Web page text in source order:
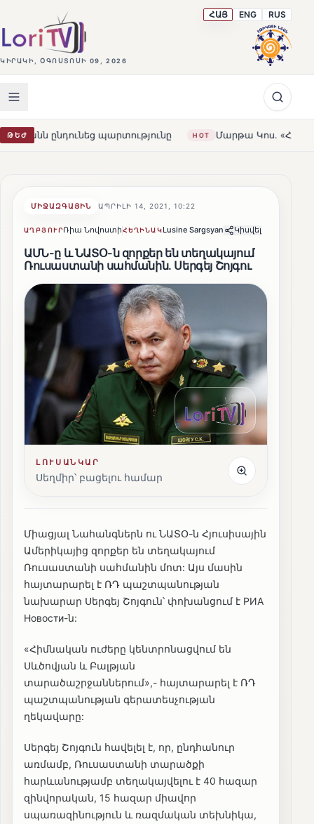
ԿԻՐԱԿԻ, ՕԳՈՍՏՈՍԻ 09, 2026
ՀԱՅ ENG RUS
ԹԵԺ պարտությունը HOT Մարթա Կոս. «Հայաստանն ու
ՄԻՋԱԶԳԱՅԻՆ ԱՊՐԻԼԻ 14, 2021, 10:22
ԱՂԲՅՈՒՐՌիա ՆովոստիՀԵՂԻՆԱԿLusine Sargsyan Կիսվել
ԱՄՆ-ը և ՆԱՏՕ-ն զորքեր են տեղակայում
Ռուսաստանի սահմանին. Սերգեյ Շոյգու
ԼՈՒՍԱՆԿԱՐ
Սեղմիր՝ բացելու համար
Միացյալ Նահանգներն ու ՆԱՏՕ-ն Հյուսիսային
Ամերիկայից զորքեր են տեղակայում
Ռուսաստանի սահմանին մոտ: Այս մասին
հայտարարել է ՌԴ պաշտպանության
նախարար Սերգեյ Շոյգուն՝ փոխանցում է РИА
Новости-ն:
«Հիմնական ուժերը կենտրոնացվում են
Սևծովյան և Բալթյան
տարածաշրջաններում»,- հայտարարել է ՌԴ
պաշտպանության գերատեսչության
ղեկավարը:
Սերգեյ Շոյգուն հավելել է, որ, ընդհանուր
առմամբ, Ռուսաստանի տարածքի
հարևանությամբ տեղակայվելու է 40 հազար
զինվորական, 15 հազար միավոր
սպառազինություն և ռազմական տեխնիկա,